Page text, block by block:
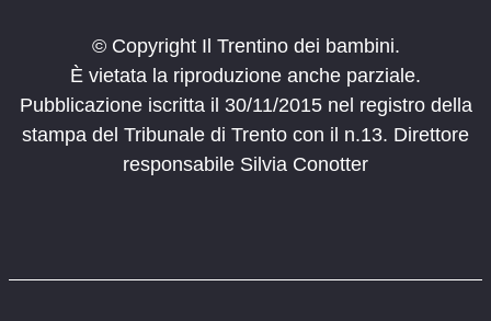
© Copyright Il Trentino dei bambini.
È vietata la riproduzione anche parziale.
Pubblicazione iscritta il 30/11/2015 nel registro della
stampa del Tribunale di Trento con il n.13. Direttore
responsabile Silvia Conotter